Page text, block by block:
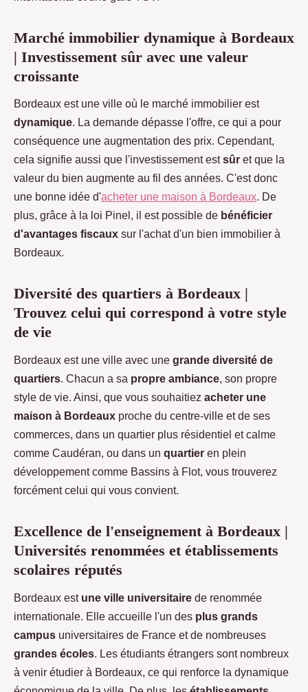
Marché immobilier dynamique à Bordeaux
| Investissement sûr avec une valeur
croissante
Bordeaux est une ville où le marché immobilier est
dynamique. La demande dépasse l'offre, ce qui a pour
conséquence une augmentation des prix. Cependant,
cela signifie aussi que l'investissement estsûr et que la
valeur du bien augmente au fil des années. C'est donc
une bonne idée d'acheter une maison à Bordeaux. De
plus, grâce à la loi Pinel, il est possible de bénéficier
d'avantages fiscaux sur l'achat d'un bien immobilier à
Bordeaux.
Diversité des quartiers à Bordeaux |
Trouvez celui qui correspond à votre style
de vie
Bordeaux est une ville avec une grande diversité de
quartiers. Chacun a sa propre ambiance, son propre
style de vie. Ainsi, que vous souhaitiez acheter une
maison à Bordeaux proche du centre-ville et de ses
commerces, dans un quartier plus résidentiel et calme
comme Caudéran, ou dans un quartier en plein
développement comme Bassins à Flot, vous trouverez
forcément celui qui vous convient.
Excellence de l'enseignement à Bordeaux |
Universités renommées et établissements
scolaires réputés
Bordeaux est une ville universitaire de renommée
internationale. Elle accueille l'un des plus grands
campus universitaires de France et de nombreuses
grandes écoles. Les étudiants étrangers sont nombreux
à venir étudier à Bordeaux, ce qui renforce la dynamique